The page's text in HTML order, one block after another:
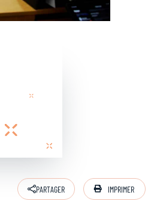
PARTAGER IMPRIMER